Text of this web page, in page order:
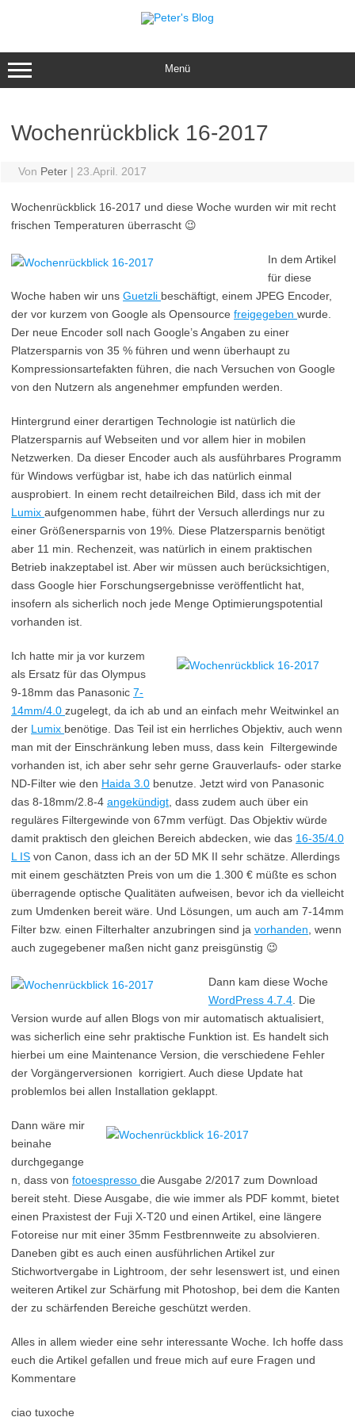
Menü
Wochenrückblick 16-2017
Von Peter | 23.April. 2017
Wochenrückblick 16-2017 und diese Woche wurden wir mit recht
frischen Temperaturen überrascht 😉
In dem Artikel
für diese
Woche haben wir uns Guetzli beschäftigt, einem JPEG Encoder,
der vor kurzem von Google als Opensource freigegeben wurde.
Der neue Encoder soll nach Google’s Angaben zu einer
Platzersparnis von 35 % führen und wenn überhaupt zu
Kompressionsartefakten führen, die nach Versuchen von Google
von den Nutzern als angenehmer empfunden werden.
Hintergrund einer derartigen Technologie ist natürlich die
Platzersparnis auf Webseiten und vor allem hier in mobilen
Netzwerken. Da dieser Encoder auch als ausführbares Programm
für Windows verfügbar ist, habe ich das natürlich einmal
ausprobiert. In einem recht detailreichen Bild, dass ich mit der
Lumix aufgenommen habe, führt der Versuch allerdings nur zu
einer Größenersparnis von 19%. Diese Platzersparnis benötigt
aber 11 min. Rechenzeit, was natürlich in einem praktischen
Betrieb inakzeptabel ist. Aber wir müssen auch berücksichtigen,
dass Google hier Forschungsergebnisse veröffentlicht hat,
insofern als sicherlich noch jede Menge Optimierungspotential
vorhanden ist.
Ich hatte mir ja vor kurzem
als Ersatz für das Olympus
9-18mm das Panasonic 7-
14mm/4.0 zugelegt, da ich ab und an einfach mehr Weitwinkel an
der Lumix benötige. Das Teil ist ein herrliches Objektiv, auch wenn
man mit der Einschränkung leben muss, dass kein Filtergewinde
vorhanden ist, ich aber sehr sehr gerne Grauverlaufs- oder starke
ND-Filter wie den Haida 3.0 benutze. Jetzt wird von Panasonic
das 8-18mm/2.8-4 angekündigt , dass zudem auch über ein
reguläres Filtergewinde von 67mm verfügt. Das Objektiv würde
damit praktisch den gleichen Bereich abdecken, wie das 16-35/4.0
L IS von Canon, dass ich an der 5D MK II sehr schätze. Allerdings
mit einem geschätzten Preis von um die 1.300 € müßte es schon
überragende optische Qualitäten aufweisen, bevor ich da vielleicht
zum Umdenken bereit wäre. Und Lösungen, um auch am 7-14mm
Filter bzw. einen Filterhalter anzubringen sind ja vorhanden , wenn
auch zugegebener maßen nicht ganz preisgünstig 😉
Dann kam diese Woche
WordPress 4.7.4 . Die
Version wurde auf allen Blogs von mir automatisch aktualisiert,
was sicherlich eine sehr praktische Funktion ist. Es handelt sich
hierbei um eine Maintenance Version, die verschiedene Fehler
der Vorgängerversionen korrigiert. Auch diese Update hat
problemlos bei allen Installation geklappt.
Dann wäre mir
beinahe
durchgegange
n, dass von fotoespresso die Ausgabe 2/2017 zum Download
bereit steht. Diese Ausgabe, die wie immer als PDF kommt, bietet
einen Praxistest der Fuji X-T20 und einen Artikel, eine längere
Fotoreise nur mit einer 35mm Festbrennweite zu absolvieren.
Daneben gibt es auch einen ausführlichen Artikel zur
Stichwortvergabe in Lightroom, der sehr lesenswert ist, und einen
weiteren Artikel zur Schärfung mit Photoshop, bei dem die Kanten
der zu schärfenden Bereiche geschützt werden.
Alles in allem wieder eine sehr interessante Woche. Ich hoffe dass
euch die Artikel gefallen und freue mich auf eure Fragen und
Kommentare
ciao tuxoche